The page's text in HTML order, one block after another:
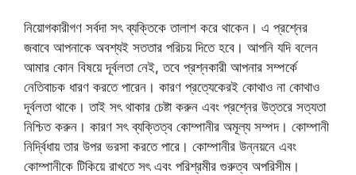
নিয়োগকারীগণ সর্বদা সৎ ব্যক্তিকে তালাশ করে থাকেন। এ প্রশ্নের
জবাবে আপনাকে অবশ্যই সততার পরিচয় দিতে হবে। আপনি যদি বলেন
আমার কোন বিষয়ে দূর্বলতা নেই, তবে প্রশ্নকারী আপনার সম্পর্কে
নেতিবাচক ধারণ করতে পারেন। কারণ প্রত্যেকেরই কোথাও না কোথাও
দূর্বলতা থাকে। তাই সৎ থাকার চেষ্টা করুন এবং প্রশ্নের উত্তরে সত্যতা
নিশ্চিত করুন। কারণ সৎ ব্যক্তিত্ব কোম্পানীর অমূল্য সম্পদ। কোম্পানী
নির্দ্বিধায় তার উপর ভরসা করতে পারে। কোম্পানীর উন্নয়নে এবং
কোম্পানীকে টিকিয়ে রাখতে সৎ এবং পরিশ্রমীর গুরুত্ব অপরিসীম।